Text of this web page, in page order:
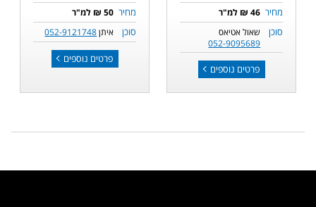
מחיר 46 ₪ למ"ר
סוכן
שאול אטיאס
052-9095689
פרטים נוספים
מחיר 50 ₪ למ"ר
סוכן איתן052-9121748
פרטים נוספים